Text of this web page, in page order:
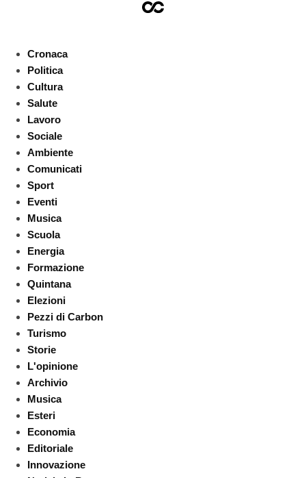
Cronaca
Politica
Cultura
Salute
Lavoro
Sociale
Ambiente
Comunicati
Sport
Eventi
Musica
Scuola
Energia
Formazione
Quintana
Elezioni
Pezzi di Carbon
Turismo
Storie
L'opinione
Archivio
Musica
Esteri
Economia
Editoriale
Innovazione